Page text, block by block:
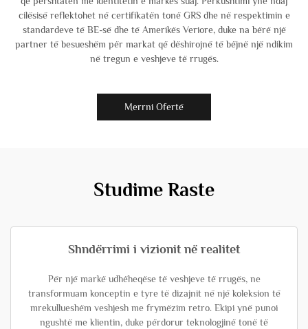
cilësisë reflektohet në certifikatën tonë GRS dhe në respektimin e
standardeve të BE-së dhe të Amerikës Veriore, duke na bërë një
partner të besueshëm për markat që dëshirojnë të bëjnë një ndikim
në tregun e veshjeve të rrugës.
Merrni Ofertë
Studime Raste
Shndërrimi i vizionit në realitet
Për një markë udhëheqëse të veshjeve të rrugës, ne
transformuam konceptin e tyre të dizajnit në një koleksion të
mrekullueshëm veshjesh me frymëzim retro. Ekipi ynë punoi
ngushtë me klientin, duke përdorur teknologjinë tonë të